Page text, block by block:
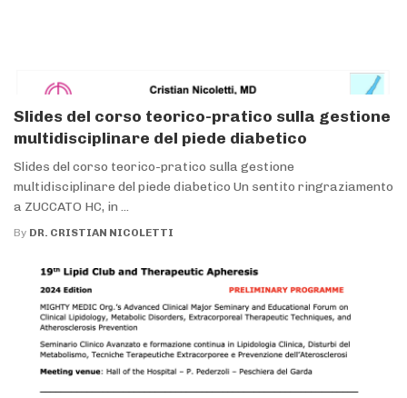
Slides del corso teorico-pratico sulla gestione
multidisciplinare del piede diabetico
Slides del corso teorico-pratico sulla gestione
multidisciplinare del piede diabetico Un sentito ringraziamento
a ZUCCATO HC, in ...
By DR. CRISTIAN NICOLETTI